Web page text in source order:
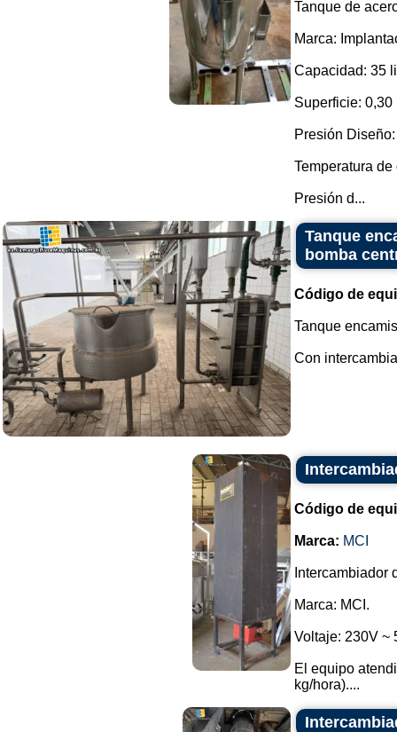
Tanque de
Marca:
Capacidad: 35
Superficie: 0,30
Presión
Temperatura
Presión d...
Tanque
bomba
Código de
Tanque
Con
Código de
Marca: MCI
Intercambiador
Marca: MCI.
Voltaje: 230V ~
El equipo
kg/hora)....